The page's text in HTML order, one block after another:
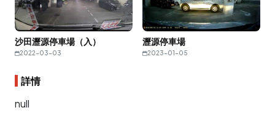
沙田瀝源停車場（入）
2022-03-03
瀝源停車場
2023-01-05
詳情
null